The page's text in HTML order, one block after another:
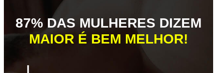
87% DAS MULHERES DIZEM
MAIOR É BEM MELHOR!